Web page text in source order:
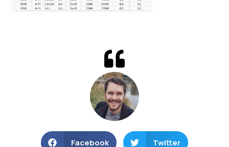
Facebook Twitter